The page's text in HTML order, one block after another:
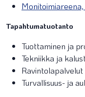
Tapahtumatuotanto
Tuottaminen ja
Tekniikka ja
Ravintolapalvelut
Turvallisuus- ja